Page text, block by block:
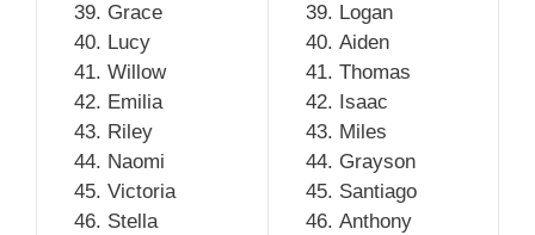
Grace
Lucy
Willow
Emilia
Riley
Naomi
Victoria
Stella
Logan
Aiden
Thomas
Isaac
Miles
Grayson
Santiago
Anthony